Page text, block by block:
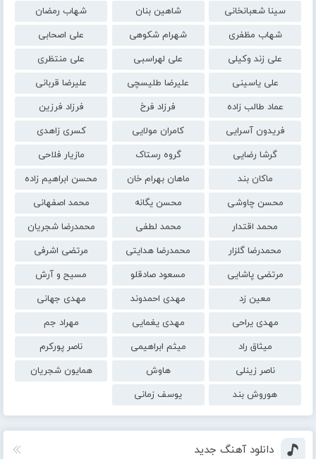
سینا شعبانخانی
شاهین بنان
شهاب رمضان
شهاب مظفری
شهرام شکوهی
علی اصحابی
علی زند وکیلی
علی لهراسبی
علی منتظری
علی یاسینی
علیرضا طلیسچی
علیرضا قربانی
عماد طالب زاده
فرزاد فرخ
فرزاد فرزین
فریدون آسرایی
کامران مولایی
کسری زاهدی
گرشا رضایی
گروه رستاک
مازیار فلاحی
ماکان بند
ماهان بهرام خان
محسن ابراهیم زاده
محسن چاوشی
محسن یگانه
محمد اصفهانی
محمد اقتدار
محمد لطفی
محمدرضا شجریان
محمدرضا گلزار
محمدرضا هدایتی
مرتضی اشرفی
مرتضی پاشایی
مسعود صادقلو
مسیح و آرش
معین زد
مهدی احمدوند
مهدی جهانی
مهدی یراحی
مهدی یغمایی
مهراد جم
میثاق راد
میثم ابراهیمی
ناصر پورکرم
ناصر زینلی
هاوش
همایون شجریان
هوروش بند
یوسف زمانی
دانلود آهنگ جدید